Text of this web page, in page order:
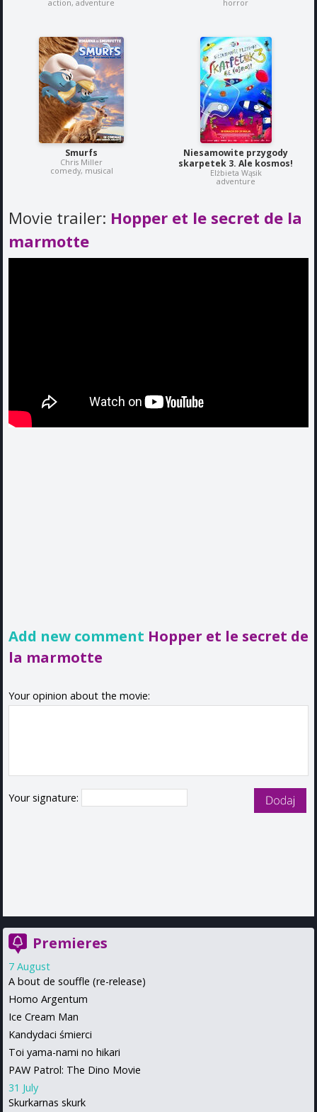
action, adventure horror
Smurfs
Chris Miller
comedy, musical
Niesamowite przygody
skarpetek 3. Ale kosmos!
Elżbieta Wąsik
adventure
Movie trailer: Hopper et le secret de la
marmotte
Add new comment Hopper et le secret de
la marmotte
Your opinion about the movie:
Your signature:
Premieres
7 August
A bout de souffle (re-release)
Homo Argentum
Ice Cream Man
Kandydaci śmierci
Toi yama-nami no hikari
PAW Patrol: The Dino Movie
31 July
Skurkarnas skurk